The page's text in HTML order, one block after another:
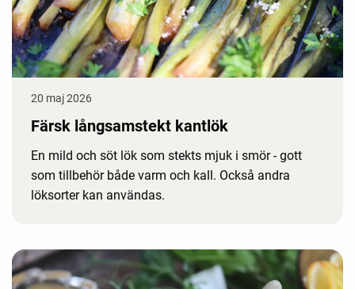
20 maj 2026
Färsk långsamstekt kantlök
En mild och söt lök som stekts mjuk i smör - gott
som tillbehör både varm och kall. Också andra
löksorter kan användas.